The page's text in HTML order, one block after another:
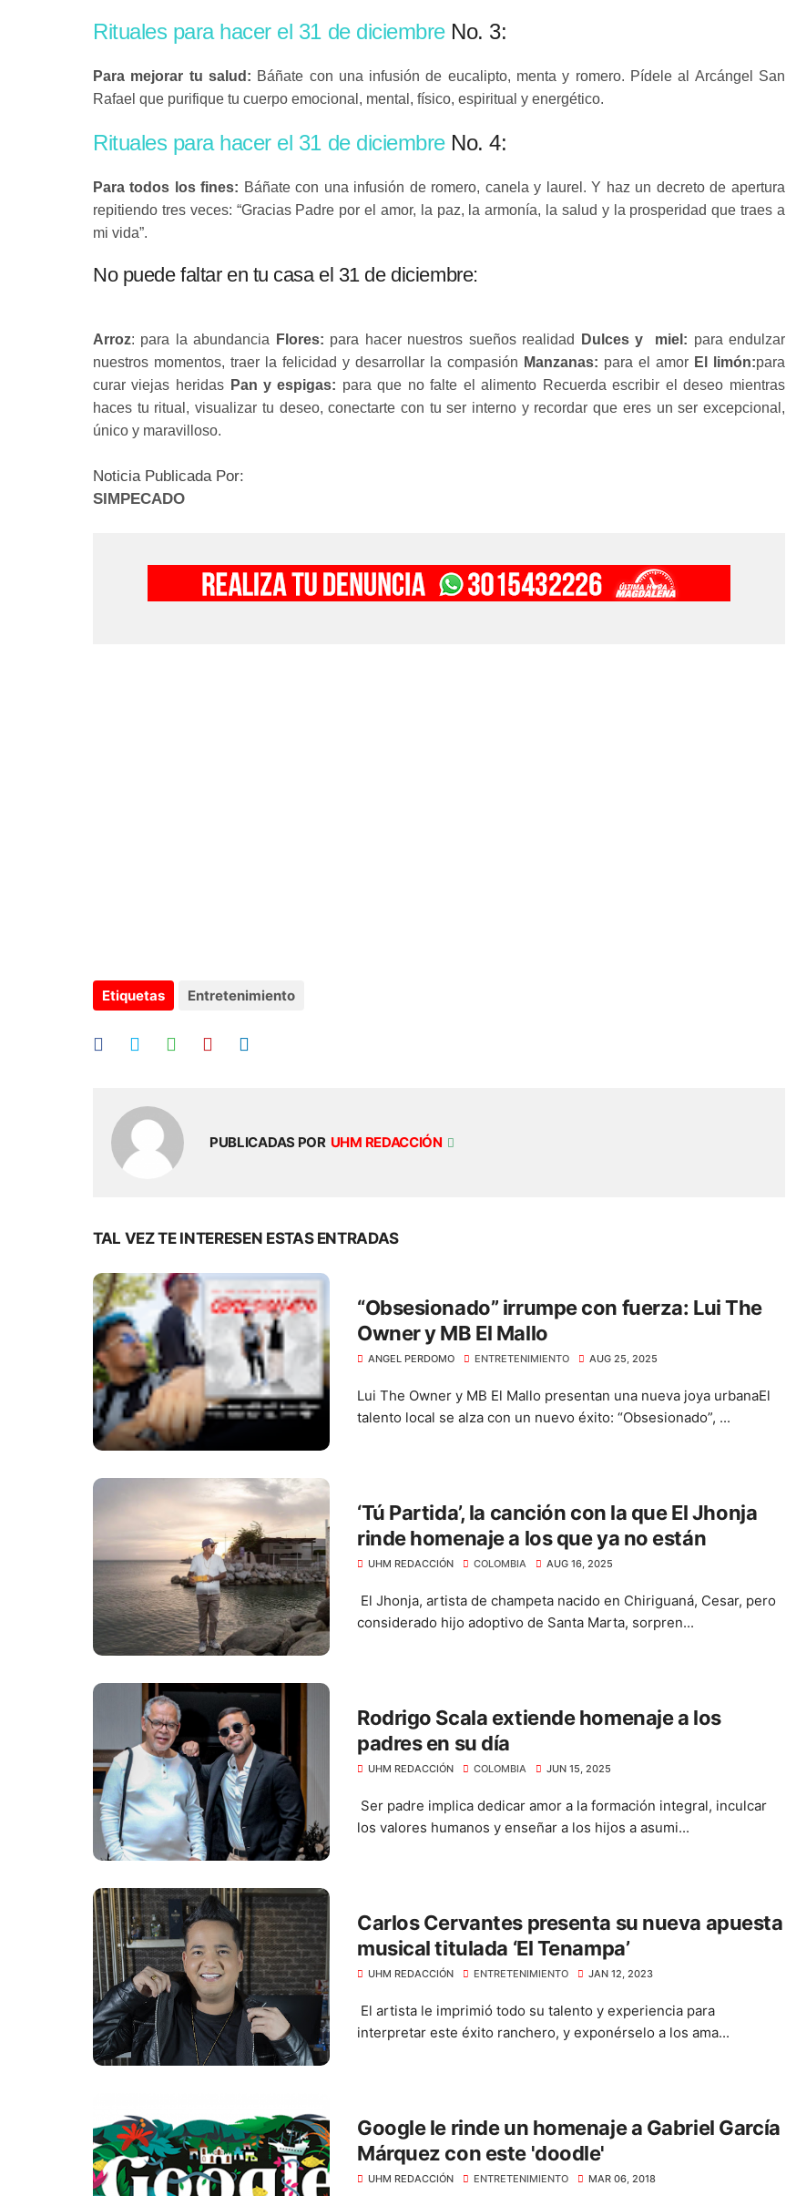
Rituales para hacer el 31 de diciembreNo. 3:
Para mejorar tu salud: Báñate con una infusión de eucalipto, menta y romero. Pídele al Arcángel San
Rafael que purifique tu cuerpo emocional, mental, físico, espiritual y energético.
Rituales para hacer el 31 de diciembreNo. 4:
Para todos los fines: Báñate con una infusión de romero, canela y laurel. Y haz un decreto de apertura
repitiendo tres veces: “Gracias Padre por el amor, la paz, la armonía, la salud y la prosperidad que traes a
mi vida”.
No puede faltar en tu casa el 31 de diciembre:
Arroz: para la abundancia Flores: para hacer nuestros sueños realidad Dulces y miel: para endulzar
nuestros momentos, traer la felicidad y desarrollar la compasión Manzanas: para el amor El limón:para
curar viejas heridas Pan y espigas: para que no falte el alimento Recuerda escribir el deseo mientras
haces tu ritual, visualizar tu deseo, conectarte con tu ser interno y recordar que eres un ser excepcional,
único y maravilloso.
Noticia Publicada Por:
SIMPECADO
Etiquetas Entretenimiento
PUBLICADAS POR UHM REDACCIÓN
TAL VEZ TE INTERESEN ESTAS ENTRADAS
“Obsesionado” irrumpe con fuerza: Lui The
Owner y MB El Mallo
ANGEL PERDOMO ENTRETENIMIENTO AUG 25, 2025
Lui The Owner y MB El Mallo presentan una nueva joya urbanaEl
talento local se alza con un nuevo éxito: “Obsesionado”, ...
‘Tú Partida’, la canción con la que El Jhonja
rinde homenaje a los que ya no están
UHM REDACCIÓN COLOMBIA AUG 16, 2025
El Jhonja, artista de champeta nacido en Chiriguaná, Cesar, pero
considerado hijo adoptivo de Santa Marta, sorpren...
Rodrigo Scala extiende homenaje a los
padres en su día
UHM REDACCIÓN COLOMBIA JUN 15, 2025
Ser padre implica dedicar amor a la formación integral, inculcar
los valores humanos y enseñar a los hijos a asumi...
Carlos Cervantes presenta su nueva apuesta
musical titulada ‘El Tenampa’
UHM REDACCIÓN ENTRETENIMIENTO JAN 12, 2023
El artista le imprimió todo su talento y experiencia para
interpretar este éxito ranchero, y exponérselo a los ama...
Google le rinde un homenaje a Gabriel García
Márquez con este 'doodle'
UHM REDACCIÓN ENTRETENIMIENTO MAR 06, 2018